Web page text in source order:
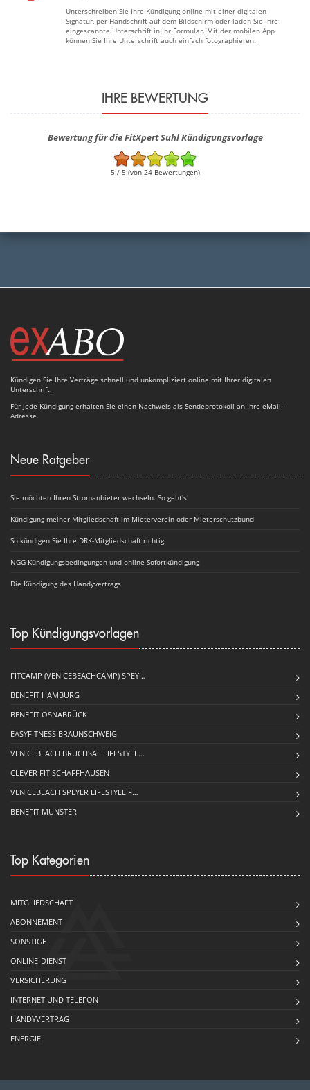
Unterschreiben Sie Ihre Kündigung online mit einer digitalen
Signatur, per Handschrift auf dem Bildschirm oder laden Sie Ihre
eingescannte Unterschrift in Ihr Formular. Mit der mobilen App
können Sie Ihre Unterschrift auch einfach fotographieren.
IHRE BEWERTUNG
Bewertung für die FitXpert Suhl Kündigungsvorlage
5 / 5 (von 24 Bewertungen)
Kündigen Sie Ihre Verträge schnell und unkompliziert online mit Ihrer digitalen
Unterschrift.
Für jede Kündigung erhalten Sie einen Nachweis als Sendeprotokoll an Ihre eMail-
Adresse.
Neue Ratgeber
Sie möchten Ihren Stromanbieter wechseln. So geht's!
Kündigung meiner Mitgliedschaft im Mieterverein oder Mieterschutzbund
So kündigen Sie Ihre DRK-Mitgliedschaft richtig
NGG Kündigungsbedingungen und online Sofortkündigung
Die Kündigung des Handyvertrags
Top Kündigungsvorlagen
FITCAMP (VENICEBEACHCAMP) SPEY…
BENEFIT HAMBURG
BENEFIT OSNABRÜCK
EASYFITNESS BRAUNSCHWEIG
VENICEBEACH BRUCHSAL LIFESTYLE…
CLEVER FIT SCHAFFHAUSEN
VENICEBEACH SPEYER LIFESTYLE F…
BENEFIT MÜNSTER
Top Kategorien
MITGLIEDSCHAFT
ABONNEMENT
SONSTIGE
ONLINE-DIENST
VERSICHERUNG
INTERNET UND TELEFON
HANDYVERTRAG
ENERGIE